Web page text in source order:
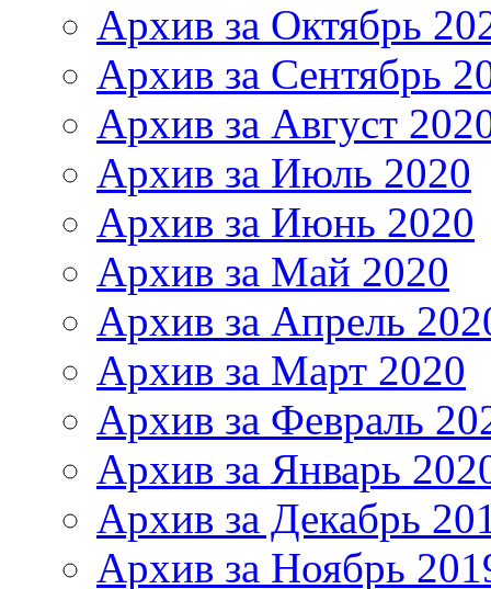
Архив за Октябрь
Архив за Сентябрь
Архив за Август
Архив за Июль 2020
Архив за Июнь 2020
Архив за Май 2020
Архив за Апрель
Архив за Март 2020
Архив за Февраль
Архив за Январь
Архив за Декабрь
Архив за Ноябрь